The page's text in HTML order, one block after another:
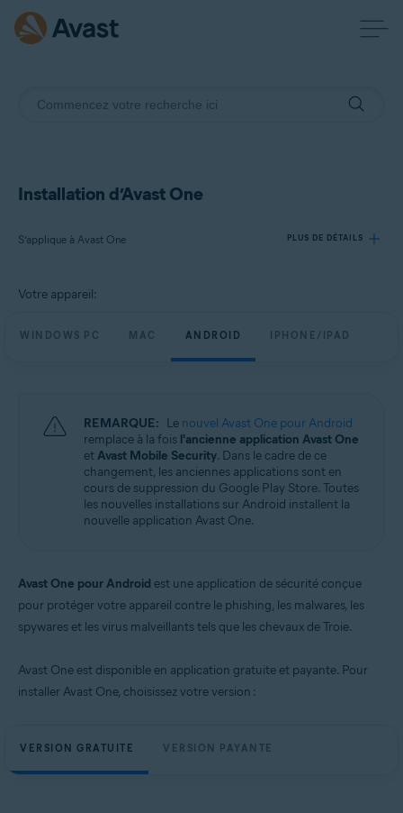
Installation d’Avast One
S’applique à Avast One PLUS DE DÉTAILS
Avast One
Votre appareil:
WINDOWS PC MAC ANDROID IPHONE/IPAD
REMARQUE: Le nouvel Avast One pour Android
remplace à la fois l'ancienne application Avast One
etAvast Mobile Security. Dans le cadre de ce
changement, les anciennes applications sont en
cours de suppression du Google Play Store. Toutes
les nouvelles installations sur Android installent la
nouvelle application Avast One.
Avast One pour Android est une application de sécurité conçue
pour protéger votre appareil contre le phishing, les malwares, les
spywares et les virus malveillants tels que les chevaux de Troie.
Avast One est disponible en application gratuite et payante. Pour
installer Avast One, choisissez votre version :
VERSION GRATUITE VERSION PAYANTE